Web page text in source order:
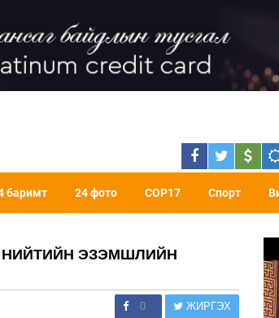
баримт 24 фото COP17 Спорт
НИЙТИЙН ЭЗЭМШЛИЙН
0 ЖИРГЭХ